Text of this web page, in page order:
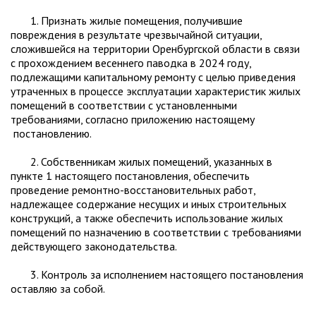
1. Признать жилые помещения, получившие
повреждения в результате чрезвычайной ситуации,
сложившейся на территории Оренбургской области в связи
с прохождением весеннего паводка в 2024 году,
подлежащими капитальному ремонту с целью приведения
утраченных в процессе эксплуатации характеристик жилых
помещений в соответствии с установленными
требованиями, согласно приложению настоящему
постановлению.
2. Собственникам жилых помещений, указанных в
пункте 1 настоящего постановления, обеспечить
проведение ремонтно-восстановительных работ,
надлежащее содержание несущих и иных строительных
конструкций, а также обеспечить использование жилых
помещений по назначению в соответствии с требованиями
действующего законодательства.
3. Контроль за исполнением настоящего постановления
оставляю за собой.